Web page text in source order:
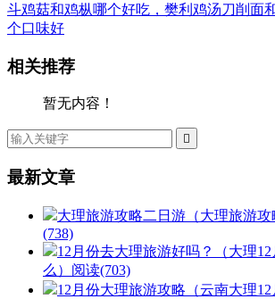
斗鸡菇和鸡枞哪个好吃，樊利鸡汤刀削面
个口味好
相关推荐
暂无内容！

最新文章
大理旅游攻略二日游（大理旅游攻
(738)
12月份去大理旅游好吗？（大理
么） 阅读(703)
12月份大理旅游攻略（云南大理12